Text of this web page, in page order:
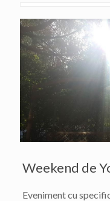
Weekend de
Eveniment cu